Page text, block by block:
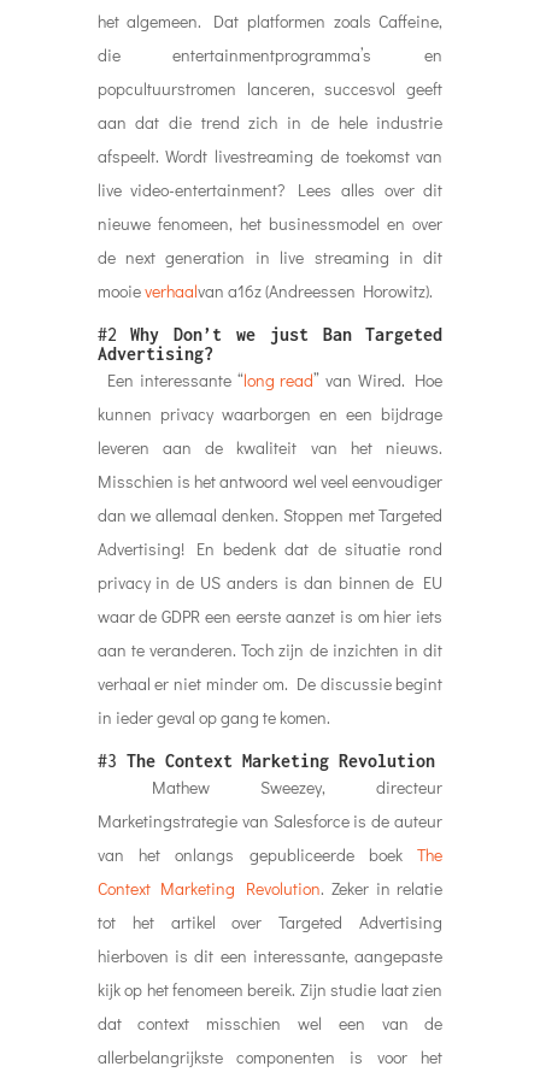
het algemeen. Dat platformen zoals Caffeine,
die entertainmentprogramma’s en
popcultuurstromen lanceren, succesvol geeft
aan dat die trend zich in de hele industrie
afspeelt. Wordt livestreaming de toekomst van
live video-entertainment? Lees alles over dit
nieuwe fenomeen, het businessmodel en over
de next generation in live streaming in dit
mooieverhaalvan a16z (Andreessen Horowitz).
#2Why Don’t we just Ban Targeted
Advertising?
Een interessante “long read” van Wired. Hoe
kunnen privacy waarborgen en een bijdrage
leveren aan de kwaliteit van het nieuws.
Misschien is het antwoord wel veel eenvoudiger
dan we allemaal denken. Stoppen met Targeted
Advertising! En bedenk dat de situatie rond
privacy in de US anders is dan binnen de EU
waar de GDPR een eerste aanzet is om hier iets
aan te veranderen. Toch zijn de inzichten in dit
verhaal er niet minder om. De discussie begint
in ieder geval op gang te komen.
#3 The Context Marketing Revolution
Mathew Sweezey, directeur
Marketingstrategie van Salesforce is de auteur
van het onlangs gepubliceerde boekThe
Context Marketing Revolution. Zeker in relatie
tot het artikel over Targeted Advertising
hierboven is dit een interessante, aangepaste
kijk op het fenomeen bereik. Zijn studie laat zien
dat context misschien wel een van de
allerbelangrijkste componenten is voor het